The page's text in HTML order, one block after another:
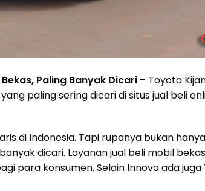
Paling Banyak Dicari – Toyota
paling sering dicari di situs jual beli
di Indonesia. Tapi rupanya bukan
dicari. Layanan jual beli mobil
para konsumen. Selain Innova ada juga